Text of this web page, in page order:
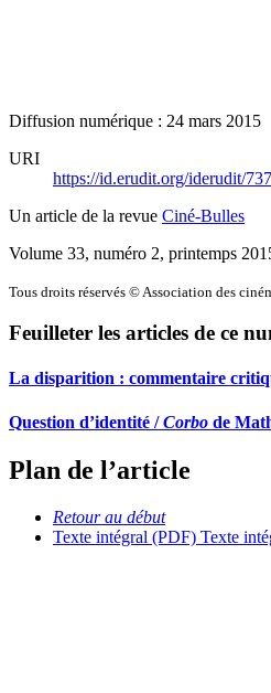
Diffusion numérique : 24 mars 2015
URI
https://id.erudit.org/iderudit/
Un article de la revue Ciné-Bulles
Volume 33, numéro 2, printemps
Tous droits réservés © Association des
Feuilleter les articles de ce
La disparition : commentaire
Question d’identité /Corbo de
Plan de l’article
Retour au début
Texte intégral (PDF) Texte